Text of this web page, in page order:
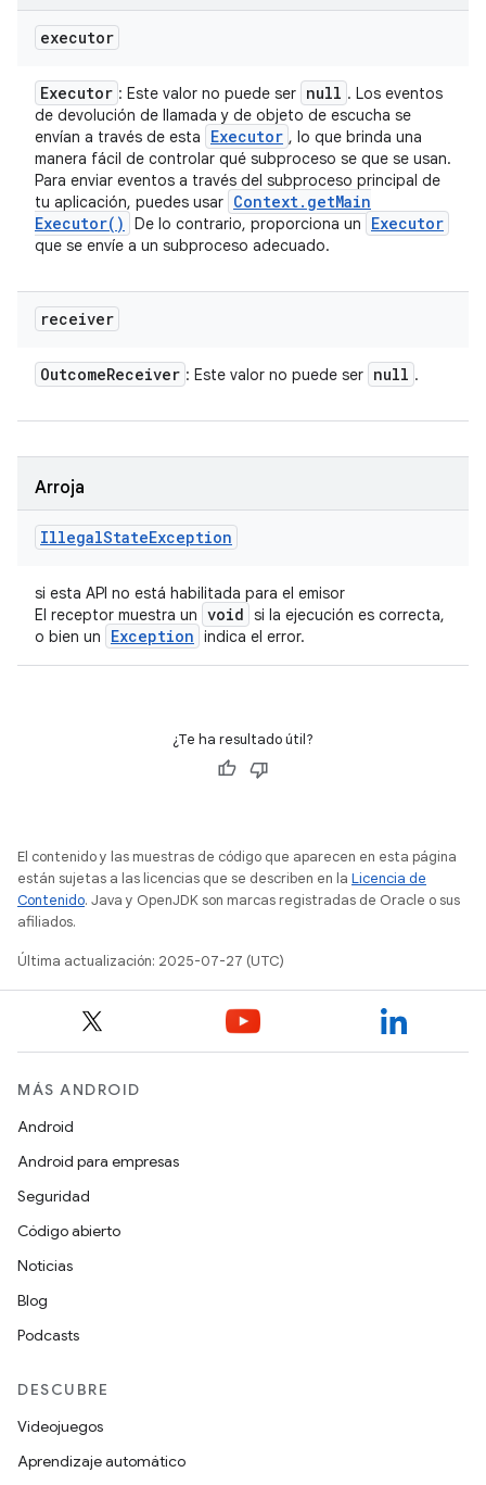
executor
Executor : Este valor no puede ser null . Los eventos
de devolución de llamada y de objeto de escucha se
envían a través de esta
Executor , lo que brinda una
manera fácil de controlar qué subproceso se que se usan.
Para enviar eventos a través del subproceso principal de
tu aplicación, puedes usar Context. getMain
Executor( ) De lo contrario, proporciona un Executor
que se envíe a un subproceso adecuado.
receiver
OutcomeReceiver : Este valor no puede ser null .
Arroja
IllegalStateException
si esta API no está habilitada para el emisor
El receptor muestra un void si la ejecución es correcta,
o bien un
Exception indica el error.
¿Te ha resultado útil?
El contenido y las muestras de código que aparecen en esta página
están sujetas a las licencias que se describen en la Licencia de
Contenido. Java y OpenJDK son marcas registradas de Oracle o sus
afiliados.
Última actualización: 2025-07-27 (UTC)
MÁS ANDROID
Android
Android para empresas
Seguridad
Código abierto
Noticias
Blog
Podcasts
DESCUBRE
Videojuegos
Aprendizaje automático